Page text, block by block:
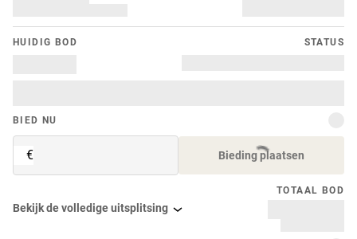
HUIDIG ​​BOD STATUS
BIED NU
€ Bieding plaatsen
TOTAAL BOD
Bekijk de volledige uitsplitsing